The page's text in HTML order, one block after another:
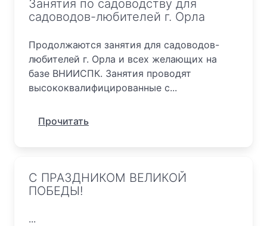
Занятия по садоводству для
садоводов-любителей г. Орла
Продолжаются занятия для садоводов-
любителей г. Орла и всех желающих на
базе ВНИИСПК. Занятия проводят
высококвалифицированные с...
Прочитать
С ПРАЗДНИКОМ ВЕЛИКОЙ
ПОБЕДЫ!
...